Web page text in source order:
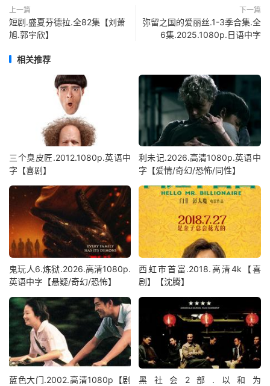
上一篇
短剧.盛夏芬德拉.全82集【刘萧
旭.郭宇欣】
下一篇
弥留之国的爱丽丝.1-3季合集.全
6集.2025.1080p.日语中字
相关推荐
三个臭皮匠.2012.1080p.英语中
字【喜剧】
利未记.2026.高清1080p.英语中
字【爱情/奇幻/恐怖/同性】
鬼玩人6.炼狱.2026.高清1080p.
英语中字【悬疑/奇幻/恐怖】
西虹市首富.2018.高清4k【喜
剧】【沈腾】
蓝色大门.2002.高清1080p【剧
黑社会2部.以和为